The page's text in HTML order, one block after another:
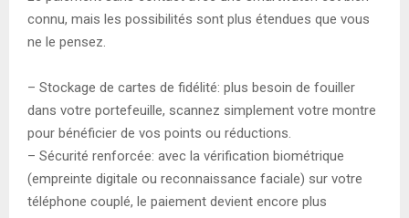
connu, mais les possibilités sont plus étendues que vous
ne le pensez.
– Stockage de cartes de fidélité: plus besoin de fouiller
dans votre portefeuille, scannez simplement votre montre
pour bénéficier de vos points ou réductions.
– Sécurité renforcée: avec la vérification biométrique
(empreinte digitale ou reconnaissance faciale) sur votre
téléphone couplé, le paiement devient encore plus